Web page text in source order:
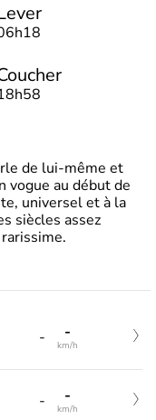
de lui-même et
vogue au début de
universel et à la
siècles assez
- -
km/h
- -
km/h